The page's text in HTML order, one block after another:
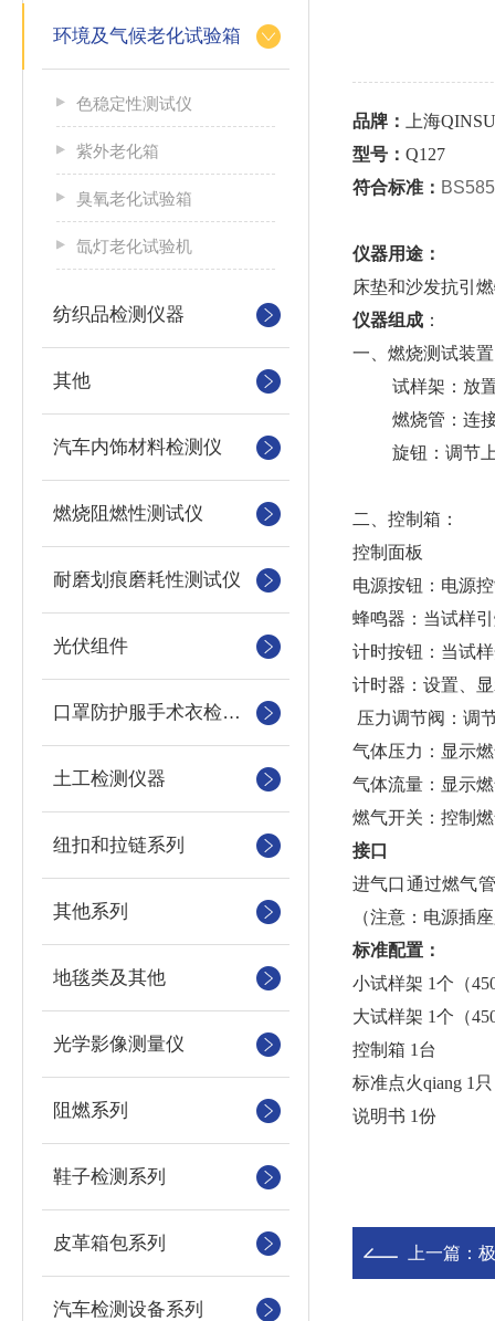
环境及气候老化试验箱
色稳定性测试仪
紫外老化箱
臭氧老化试验箱
氙灯老化试验机
纺织品检测仪器
其他
汽车内饰材料检测仪
燃烧阻燃性测试仪
耐磨划痕磨耗性测试仪
光伏组件
口罩防护服手术衣检测设备
土工检测仪器
纽扣和拉链系列
其他系列
地毯类及其他
光学影像测量仪
阻燃系列
鞋子检测系列
皮革箱包系列
汽车检测设备系列
品牌：
上海
型号： Q127
符合标准 ：
仪器用途：
床垫和沙发抗引
仪器组成 ：
一、燃烧测试装
试样架：放置
燃烧管：连
旋钮：调节
二、控制箱：
控制面板
电源按钮：电源
蜂鸣器：当试样
计时按钮：当试
计时器：设置、
压力调节阀：调
气体压力：显示
气体流量：显示
燃气开关：控制
接口
进气口通过燃气
（注意：电源插
标准配置：
小试样架 1个（
大试样架 1个（
控制箱 1台
标准点火qiang 1
说明书 1份
上一篇：